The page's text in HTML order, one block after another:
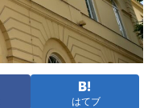
はてブ